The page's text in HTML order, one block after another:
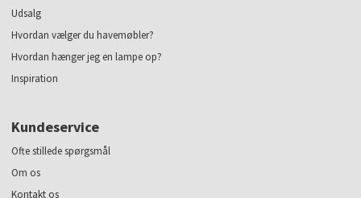
Udsalg
Hvordan vælger du havemøbler?
Hvordan hænger jeg en lampe op?
Inspiration
Kundeservice
Ofte stillede spørgsmål
Om os
Kontakt os